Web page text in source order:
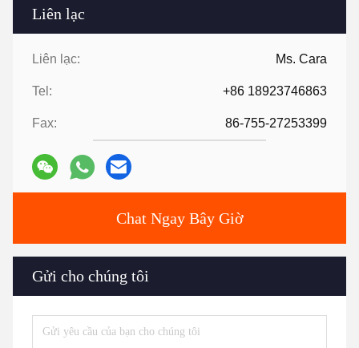
Liên lạc
Liên lạc: Ms. Cara
Tel: +86 18923746863
Fax: 86-755-27253399
Chat Ngay Bây Giờ
Gửi cho chúng tôi